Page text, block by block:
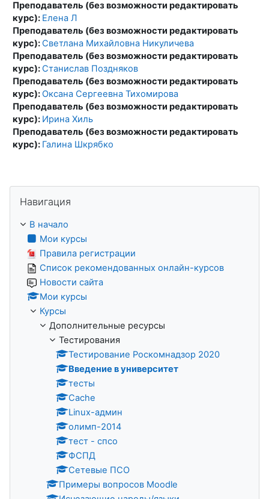
Преподаватель (без возможности редактировать
курс): Елена Л
Преподаватель (без возможности редактировать
курс):Светлана Михайловна Никуличева
Преподаватель (без возможности редактировать
курс):Станислав Поздняков
Преподаватель (без возможности редактировать
курс):Оксана Сергеевна Тихомирова
Преподаватель (без возможности редактировать
курс): Ирина Хиль
Преподаватель (без возможности редактировать
курс): Галина Шкрябко
Навигация
В начало
Мои курсы
Правила регистрации
Список рекомендованных онлайн-курсов
Новости сайта
Мои курсы
Курсы
Дополнительные ресурсы
Тестирования
Тестирование Роскомнадзор 2020
Введение в университет
тесты
Cache
Linux-админ
олимп-2014
тест - спсо
ФСПД
Сетевые ПСО
Примеры вопросов Moodle